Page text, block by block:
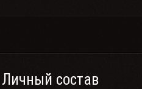
Личный состав